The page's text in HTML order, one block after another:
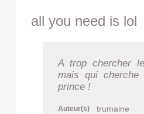
all you need is lol
A trop chercher
mais qui cherche
prince !
Auteur(s) trumaine